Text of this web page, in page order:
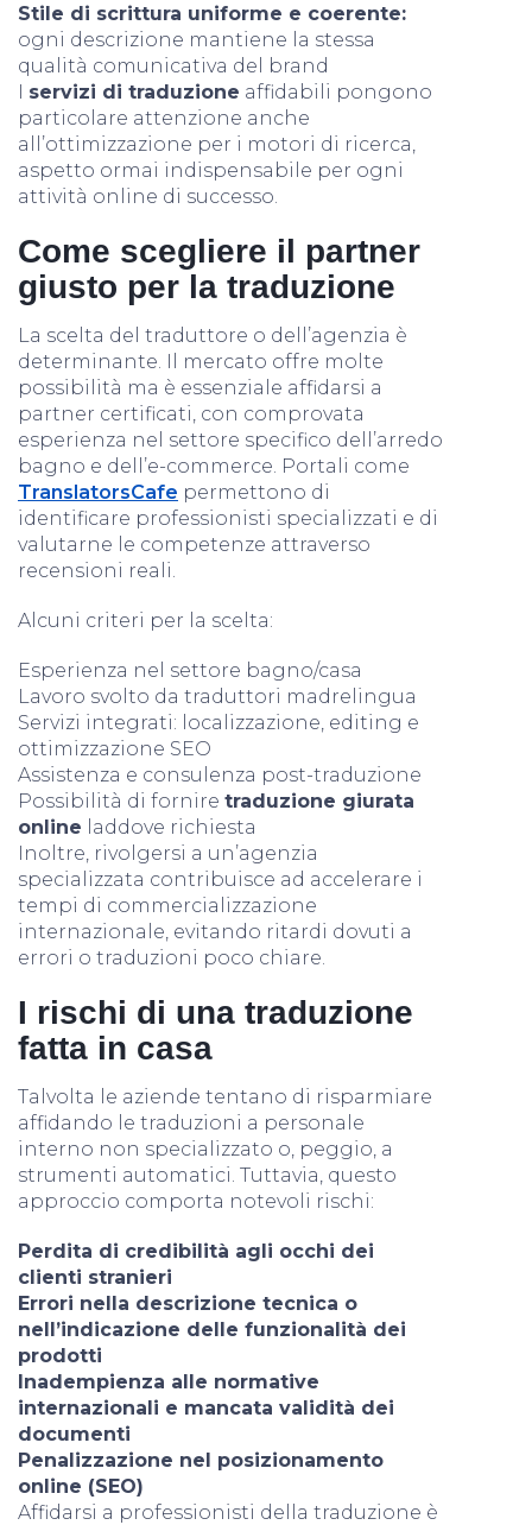
Stile di scrittura uniforme e coerente:
ogni descrizione mantiene la stessa
qualità comunicativa del brand
I servizi di traduzione affidabili pongono
particolare attenzione anche
all’ottimizzazione per i motori di ricerca,
aspetto ormai indispensabile per ogni
attività online di successo.
Come scegliere il partner
giusto per la traduzione
La scelta del traduttore o dell’agenzia è
determinante. Il mercato offre molte
possibilità ma è essenziale affidarsi a
partner certificati, con comprovata
esperienza nel settore specifico dell’arredo
bagno e dell’e-commerce. Portali come
TranslatorsCafe permettono di
identificare professionisti specializzati e di
valutarne le competenze attraverso
recensioni reali.
Alcuni criteri per la scelta:
Esperienza nel settore bagno/casa
Lavoro svolto da traduttori madrelingua
Servizi integrati: localizzazione, editing e
ottimizzazione SEO
Assistenza e consulenza post-traduzione
Possibilità di fornire traduzione giurata
online laddove richiesta
Inoltre, rivolgersi a un’agenzia
specializzata contribuisce ad accelerare i
tempi di commercializzazione
internazionale, evitando ritardi dovuti a
errori o traduzioni poco chiare.
I rischi di una traduzione
fatta in casa
Talvolta le aziende tentano di risparmiare
affidando le traduzioni a personale
interno non specializzato o, peggio, a
strumenti automatici. Tuttavia, questo
approccio comporta notevoli rischi:
Perdita di credibilità agli occhi dei
clienti stranieri
Errori nella descrizione tecnica o
nell’indicazione delle funzionalità dei
prodotti
Inadempienza alle normative
internazionali e mancata validità dei
documenti
Penalizzazione nel posizionamento
online (SEO)
Affidarsi a professionisti della traduzione è